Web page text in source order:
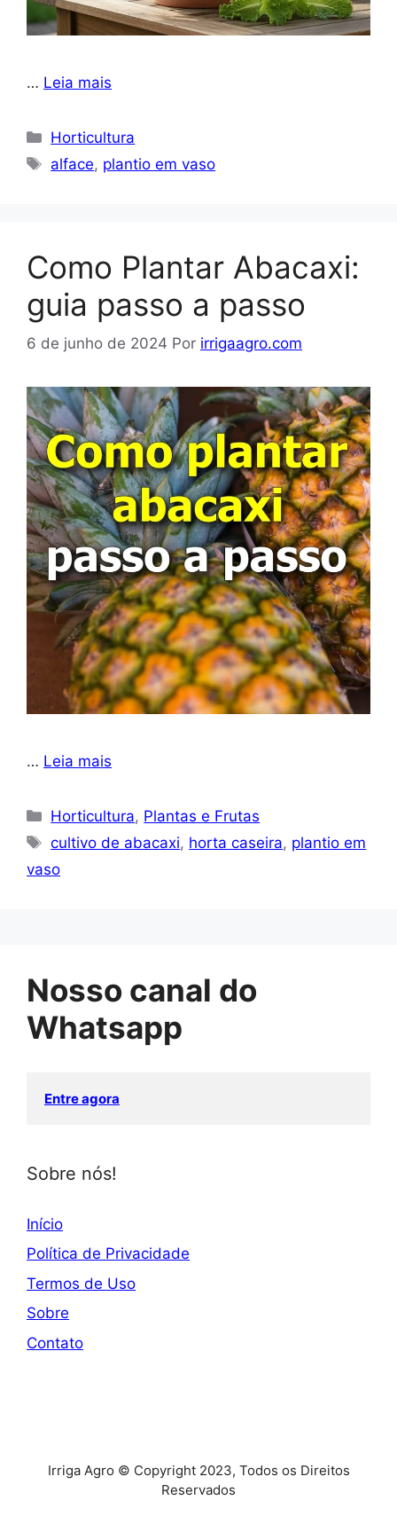
… Leia mais
Categorias
Horticultura
Tags
alface, plantio em vaso
Como Plantar Abacaxi:
guia passo a passo
6 de junho de 2024 Por irrigaagro.com
… Leia mais
Categorias
Horticultura, Plantas e Frutas
Tags
cultivo de abacaxi, horta caseira, plantio em
vaso
Nosso canal do
Whatsapp
Entre agora
Sobre nós!
Início
Política de Privacidade
Termos de Uso
Sobre
Contato
Irriga Agro © Copyright 2023, Todos os Direitos
Reservados